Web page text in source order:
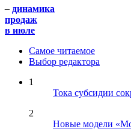
– динамика
продаж
в июле
Самое читаемое
Выбор редактора
1
Тока субсидии
2
Новые модели